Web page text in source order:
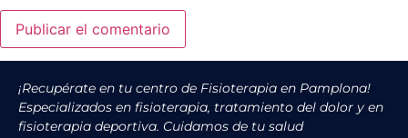
¡Recupérate en tu centro de Fisioterapia en Pamplona!
Especializados en fisioterapia, tratamiento del dolor y en
fisioterapia deportiva. Cuidamos de tu salud